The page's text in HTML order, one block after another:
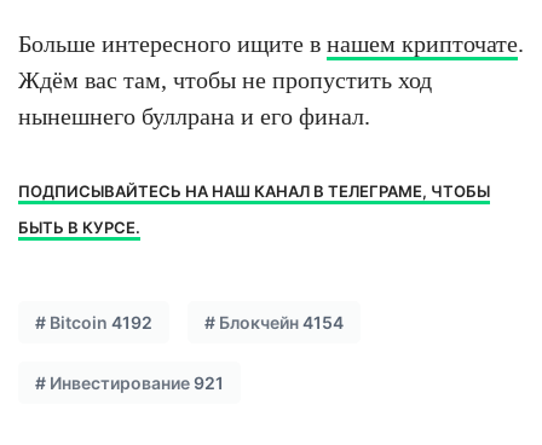
Больше интересного ищите в нашем крипточате.
Ждём вас там, чтобы не пропустить ход
нынешнего буллрана и его финал.
ПОДПИСЫВАЙТЕСЬ НА НАШ КАНАЛ В ТЕЛЕГРАМЕ, ЧТОБЫ
БЫТЬ В КУРСЕ.
# Bitcoin 4192 # Блокчейн4154
# Инвестирование921